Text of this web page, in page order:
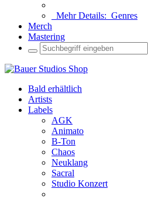
Mehr Details: Genres
Merch
Mastering
Bald erhältlich
Artists
Labels
AGK
Animato
B-Ton
Chaos
Neuklang
Sacral
Studio Konzert